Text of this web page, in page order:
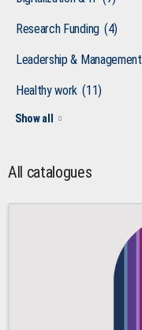
Research Funding (4)
Leadership & Management
Healthy work (11)
Show all
All catalogues